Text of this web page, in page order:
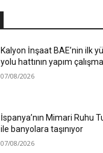
Kalyon İnşaat BAE’nin ilk
yolu hattının yapım
07/08/2026
İspanya’nın Mimari Ruhu
ile banyolara taşınıyor
07/08/2026